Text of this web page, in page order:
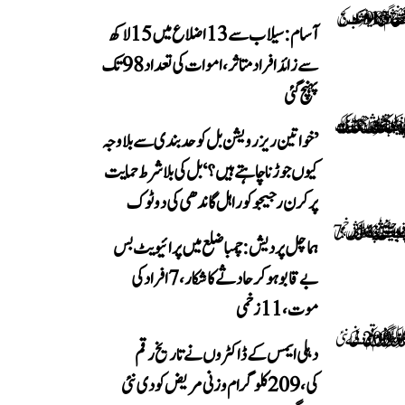
آسام: سیلاب سے 13 اضلاع میں 15 لاکھ
سے زائد افراد متاثر، اموات کی تعداد 98 تک
پہنچ گئی
’خواتین ریزرویشن بل کو حدبندی سے بلا وجہ
کیوں جوڑنا چاہتے ہیں؟‘ بل کی بلا شرط حمایت
پر کرن رجیجو کو راہل گاندھی کی دوٹوک
ہماچل پردیش: چمبا ضلع میں پرائیویٹ بس
بے قابو ہوکر حادثے کا شکار، 7 افراد کی
موت، 11 زخمی
دہلی ایمس کے ڈاکٹروں نے تاریخ رقم
کی، 209 کلوگرام وزنی مریض کو دی نئی